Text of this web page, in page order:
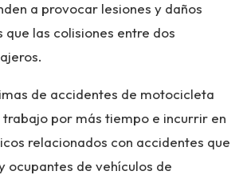
a provocar lesiones y daños
las colisiones entre dos
de accidentes de motocicleta
trabajo por más tiempo e incurrir en
relacionados con accidentes que
ocupantes de vehículos de